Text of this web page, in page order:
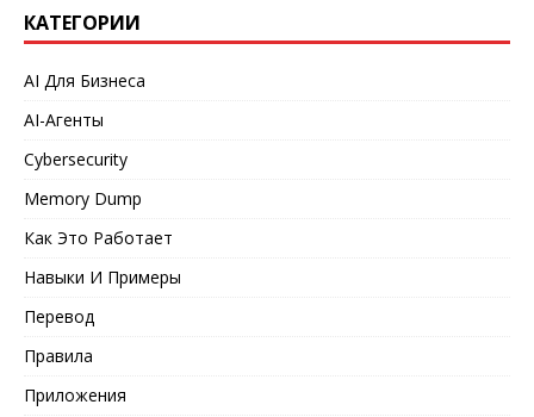
КАТЕГОРИИ
AI Для Бизнеса
AI-Агенты
Cybersecurity
Memory Dump
Как Это Работает
Навыки И Примеры
Перевод
Правила
Приложения